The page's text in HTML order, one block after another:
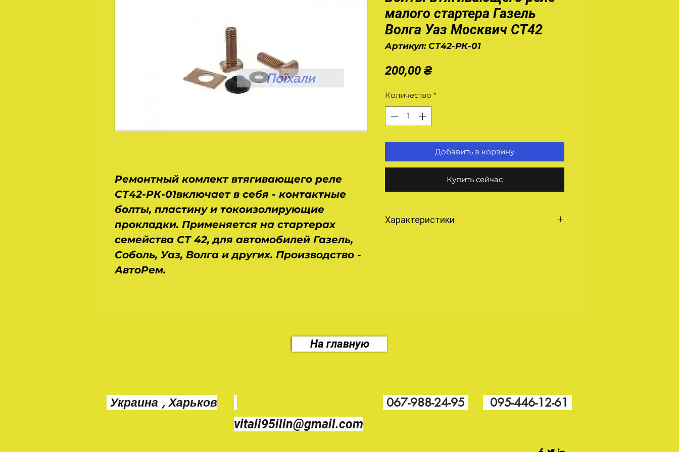
Ремонтный комлект втягивающего реле
СТ42-РК-01включает в себя - контактные
болты, пластину и токоизолирующие
прокладки. Применяется на стартерах
семейства СТ 42, для автомобилей Газель,
Соболь, Уаз, Волга и других. Производство -
АвтоРем.
малого стартера Газель
Волга Уаз Москвич СТ42
Артикул: СТ42-РК-01
200,00 ₴Цена
Количество *
Добавить в корзину
Купить сейчас
Характеристики
На главную
Украина , Харьков
vitali95ilin@gmail.com
067-988-24-95 095-446-12-61